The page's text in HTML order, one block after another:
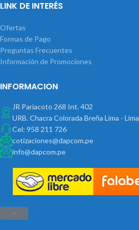
LINK DE INTERÉS
Ofertas
Formas de Pago
Preguntas Frecuentes
Información de Promociones
INFORMACION
JR Pariacoto 268 Int. 402
URB. Chacra Colorada Breña Lima - Lima
Cel: 958 211 726
cotizaciones@dapcom.pe
info@dapcom.pe